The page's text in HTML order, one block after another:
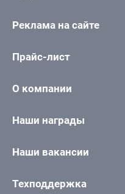
Реклама на сайте
Прайс-лист
О компании
Наши награды
Наши вакансии
Техподдержка